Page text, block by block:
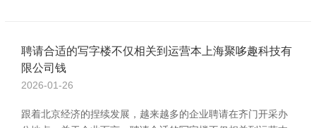
聘请合适的写字楼不仅相关到运营本上海聚哆趣科技有
限公司钱
2026-01-26
跟着北京经济的捏续发展，越来越多的企业聘请在齐门开采办